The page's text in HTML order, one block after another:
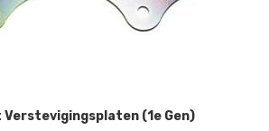
(1e Gen)